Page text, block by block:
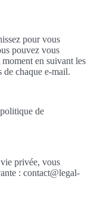
pour vous
pouvez vous
en suivant les
de chaque e-mail.
de
privée, vous
: contact@legal-